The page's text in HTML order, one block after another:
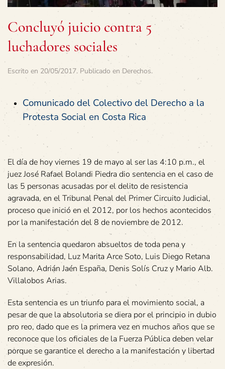
Concluyó juicio contra 5
luchadores sociales
Escrito en 20/05/2017. Publicado en Derechos.
Comunicado del Colectivo del Derecho a la
Protesta Social en Costa Rica
El día de hoy viernes 19 de mayo al ser las 4:10 p.m., el
juez José Rafael Bolandi Piedra dio sentencia en el caso de
las 5 personas acusadas por el delito de resistencia
agravada, en el Tribunal Penal del Primer Circuito Judicial,
proceso que inició en el 2012, por los hechos acontecidos
por la manifestación del 8 de noviembre de 2012.
En la sentencia quedaron absueltos de toda pena y
responsabilidad, Luz Marita Arce Soto, Luis Diego Retana
Solano, Adrián Jaén España, Denis Solís Cruz y Mario Alb.
Villalobos Arias.
Esta sentencia es un triunfo para el movimiento social, a
pesar de que la absolutoria se diera por el principio in dubio
pro reo, dado que es la primera vez en muchos años que se
reconoce que los oficiales de la Fuerza Pública deben velar
porque se garantice el derecho a la manifestación y libertad
de expresión.